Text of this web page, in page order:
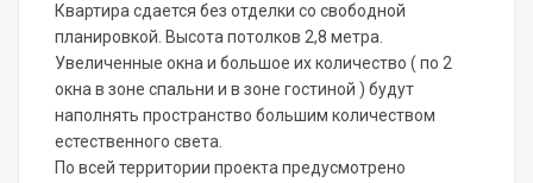
Квартира сдается без отделки со свободной
планировкой. Высота потолков 2,8 метра.
Увеличенные окна и большое их количество ( по 2
окна в зоне спальни и в зоне гостиной ) будут
наполнять пространство большим количеством
естественного света.
По всей территории проекта предусмотрено